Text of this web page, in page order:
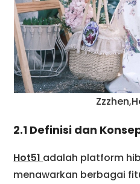
2.1 Definisi dan
Hot51 adalah platform
menawarkan berbagai